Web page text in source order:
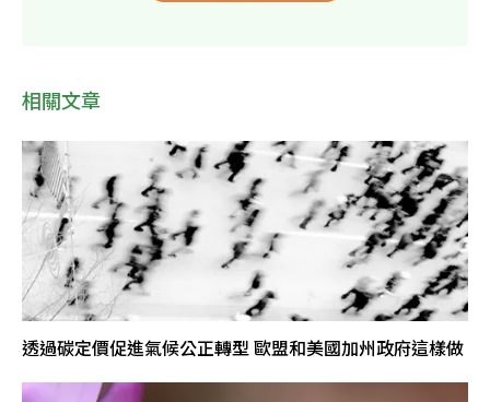
相關文章
透過碳定價促進氣候公正轉型 歐盟和美國加州政府這樣做